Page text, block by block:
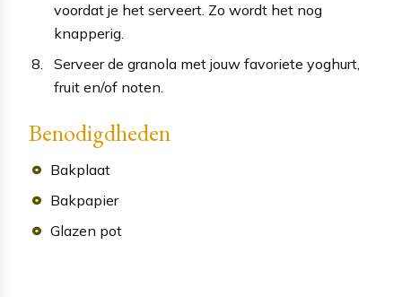
voordat je het serveert. Zo wordt het nog
knapperig.
Serveer de granola met jouw favoriete yoghurt,
fruit en/of noten.
Benodigdheden
Bakplaat
Bakpapier
Glazen pot